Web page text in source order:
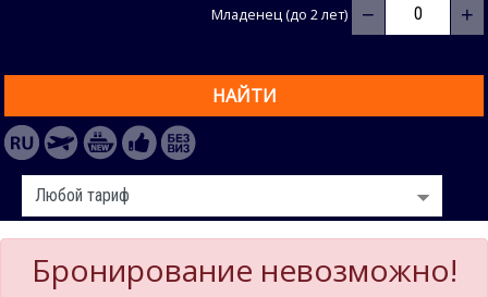
Младенец (до 2 лет) − +
НАЙТИ
Бронирование невозможно!